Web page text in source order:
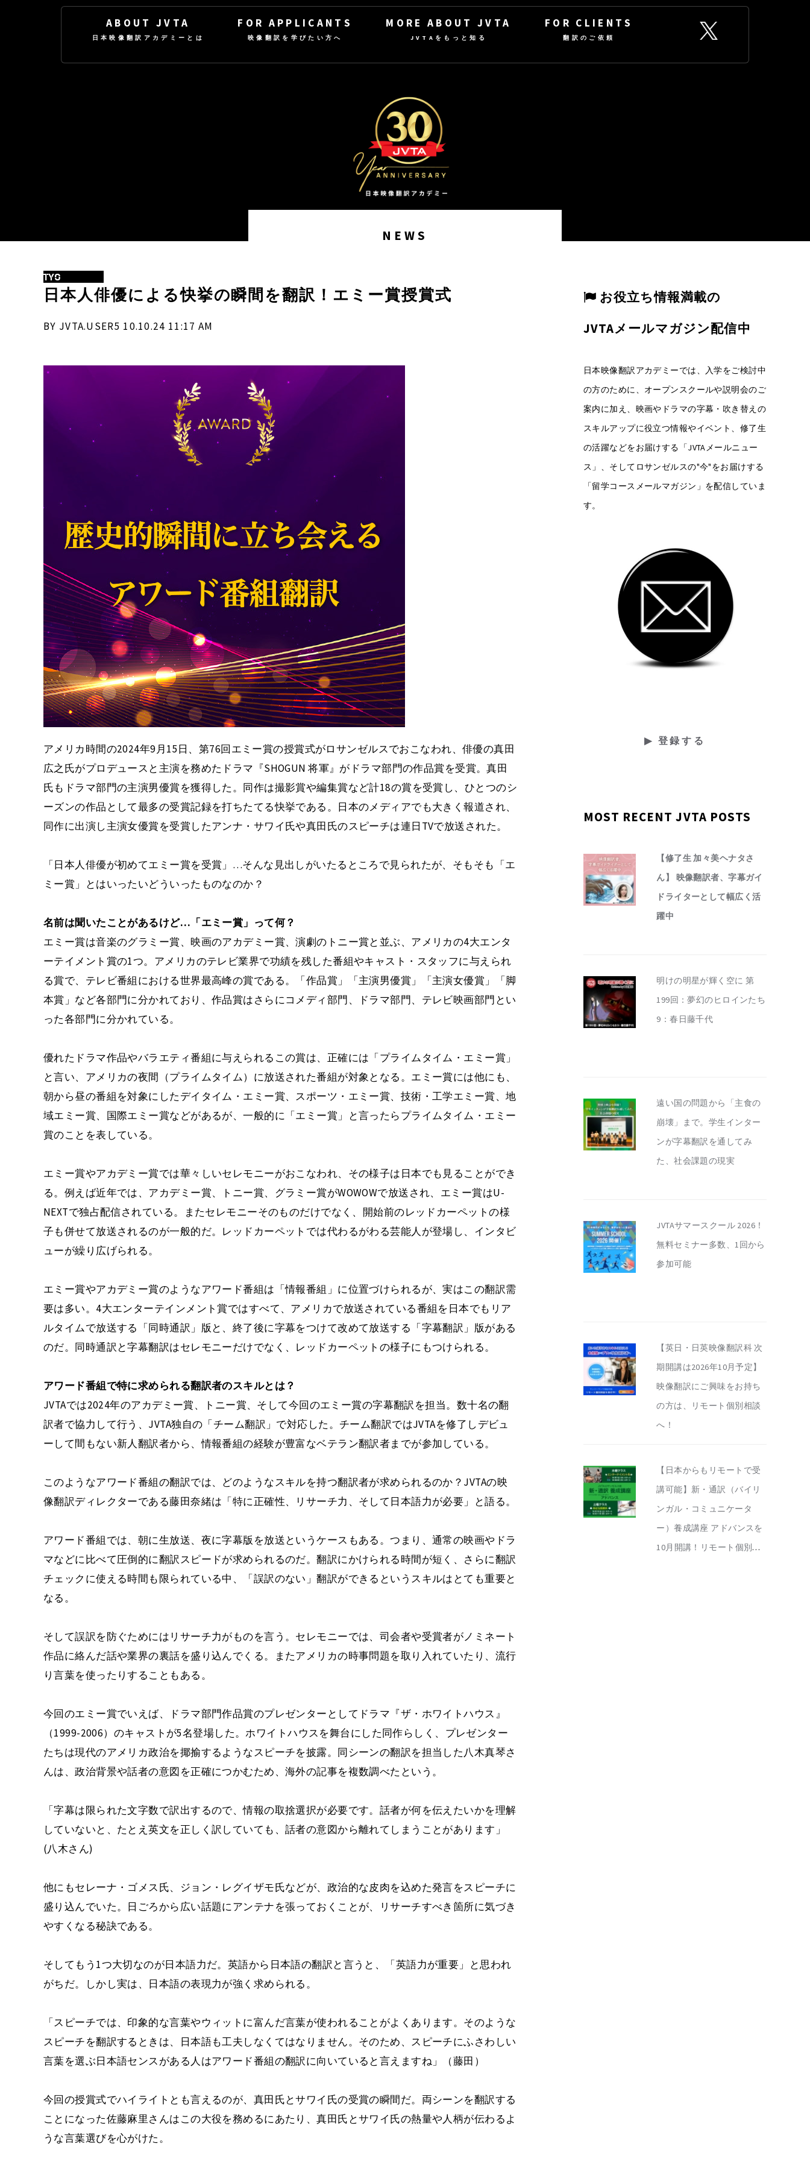
ABOUT JVTA
日本映像翻訳アカデミーとは
FOR APPLICANTS
映像翻訳を学びたい方へ
MORE ABOUT JVTA
JVTAをもっと知る
FOR CLIENTS
翻訳のご依頼
NEWS
TYO
日本人俳優による快挙の瞬間を翻訳！エミー賞授賞式
BY JVTA.USER5 10.10.24 11:17 AM
アメリカ時間の2024年9月15日、第76回エミー賞の授賞式がロサンゼルスでおこなわれ、俳優の真田
広之氏がプロデュースと主演を務めたドラマ『SHOGUN 将軍』がドラマ部門の作品賞を受賞。真田
氏もドラマ部門の主演男優賞を獲得した。同作は撮影賞や編集賞など計18の賞を受賞し、ひとつのシ
ーズンの作品として最多の受賞記録を打ちたてる快挙である。日本のメディアでも大きく報道され、
同作に出演し主演女優賞を受賞したアンナ・サワイ氏や真田氏のスピーチは連日TVで放送された。
「日本人俳優が初めてエミー賞を受賞」…そんな見出しがいたるところで見られたが、そもそも「エ
ミー賞」とはいったいどういったものなのか？
名前は聞いたことがあるけど…「エミー賞」って何？
エミー賞は音楽のグラミー賞、映画のアカデミー賞、演劇のトニー賞と並ぶ、アメリカの4大エンタ
ーテイメント賞の1つ。アメリカのテレビ業界で功績を残した番組やキャスト・スタッフに与えられ
る賞で、テレビ番組における世界最高峰の賞である。「作品賞」「主演男優賞」「主演女優賞」「脚
本賞」など各部門に分かれており、作品賞はさらにコメディ部門、ドラマ部門、テレビ映画部門とい
った各部門に分かれている。
優れたドラマ作品やバラエティ番組に与えられるこの賞は、正確には「プライムタイム・エミー賞」
と言い、アメリカの夜間（プライムタイム）に放送された番組が対象となる。エミー賞には他にも、
朝から昼の番組を対象にしたデイタイム・エミー賞、スポーツ・エミー賞、技術・工学エミー賞、地
域エミー賞、国際エミー賞などがあるが、一般的に「エミー賞」と言ったらプライムタイム・エミー
賞のことを表している。
エミー賞やアカデミー賞では華々しいセレモニーがおこなわれ、その様子は日本でも見ることができ
る。例えば近年では、アカデミー賞、トニー賞、グラミー賞がWOWOWで放送され、エミー賞はU-
NEXTで独占配信されている。またセレモニーそのものだけでなく、開始前のレッドカーペットの様
子も併せて放送されるのが一般的だ。レッドカーペットでは代わるがわる芸能人が登場し、インタビ
ューが繰り広げられる。
エミー賞やアカデミー賞のようなアワード番組は「情報番組」に位置づけられるが、実はこの翻訳需
要は多い。4大エンターテインメント賞ではすべて、アメリカで放送されている番組を日本でもリア
ルタイムで放送する「同時通訳」版と、終了後に字幕をつけて改めて放送する「字幕翻訳」版がある
のだ。同時通訳と字幕翻訳はセレモニーだけでなく、レッドカーペットの様子にもつけられる。
アワード番組で特に求められる翻訳者のスキルとは？
JVTAでは2024年のアカデミー賞、トニー賞、そして今回のエミー賞の字幕翻訳を担当。数十名の翻
訳者で協力して行う、JVTA独自の「チーム翻訳」で対応した。チーム翻訳ではJVTAを修了しデビュ
ーして間もない新人翻訳者から、情報番組の経験が豊富なベテラン翻訳者までが参加している。
このようなアワード番組の翻訳では、どのようなスキルを持つ翻訳者が求められるのか？JVTAの映
像翻訳ディレクターである藤田奈緒は「特に正確性、リサーチ力、そして日本語力が必要」と語る。
アワード番組では、朝に生放送、夜に字幕版を放送というケースもある。つまり、通常の映画やドラ
マなどに比べて圧倒的に翻訳スピードが求められるのだ。翻訳にかけられる時間が短く、さらに翻訳
チェックに使える時間も限られている中、「誤訳のない」翻訳ができるというスキルはとても重要と
なる。
そして誤訳を防ぐためにはリサーチ力がものを言う。セレモニーでは、司会者や受賞者がノミネート
作品に絡んだ話や業界の裏話を盛り込んでくる。またアメリカの時事問題を取り入れていたり、流行
り言葉を使ったりすることもある。
今回のエミー賞でいえば、ドラマ部門作品賞のプレゼンターとしてドラマ『ザ・ホワイトハウス』
（1999-2006）のキャストが5名登場した。ホワイトハウスを舞台にした同作らしく、プレゼンター
たちは現代のアメリカ政治を揶揄するようなスピーチを披露。同シーンの翻訳を担当した八木真琴さ
んは、政治背景や話者の意図を正確につかむため、海外の記事を複数調べたという。
「字幕は限られた文字数で訳出するので、情報の取捨選択が必要です。話者が何を伝えたいかを理解
していないと、たとえ英文を正しく訳していても、話者の意図から離れてしまうことがあります」
(八木さん)
他にもセレーナ・ゴメス氏、ジョン・レグイザモ氏などが、政治的な皮肉を込めた発言をスピーチに
盛り込んでいた。日ごろから広い話題にアンテナを張っておくことが、リサーチすべき箇所に気づき
やすくなる秘訣である。
そしてもう1つ大切なのが日本語力だ。英語から日本語の翻訳と言うと、「英語力が重要」と思われ
がちだ。しかし実は、日本語の表現力が強く求められる。
「スピーチでは、印象的な言葉やウィットに富んだ言葉が使われることがよくあります。そのような
スピーチを翻訳するときは、日本語も工夫しなくてはなりません。そのため、スピーチにふさわしい
言葉を選ぶ日本語センスがある人はアワード番組の翻訳に向いていると言えますね」（藤田）
今回の授賞式でハイライトとも言えるのが、真田氏とサワイ氏の受賞の瞬間だ。両シーンを翻訳する
ことになった佐藤麻里さんはこの大役を務めるにあたり、真田氏とサワイ氏の熱量や人柄が伝わるよ
うな言葉選びを心がけた。
お役立ち情報満載の
JVTAメールマガジン配信中
日本映像翻訳アカデミーでは、入学をご検討中
の方のために、オープンスクールや説明会のご
案内に加え、映画やドラマの字幕・吹き替えの
スキルアップに役立つ情報やイベント、修了生
の活躍などをお届けする「JVTAメールニュー
ス」、そしてロサンゼルスの"今"をお届けする
「留学コースメールマガジン」を配信していま
す。
MOST RECENT JVTA POSTS
【修了生 加々美ヘナタさ
ん】 映像翻訳者、字幕ガイ
ドライターとして幅広く活
躍中
明けの明星が輝く空に 第
199回：夢幻のヒロインたち
9：春日藤千代
遠い国の問題から「主食の
崩壊」まで。学生インター
ンが字幕翻訳を通してみ
た、社会課題の現実
JVTAサマースクール 2026！
無料セミナー多数、1回から
参加可能
【英日・日英映像翻訳科 次
期開講は2026年10月予定】
映像翻訳にご興味をお持ち
の方は、リモート個別相談
へ！
【日本からもリモートで受
講可能】新・通訳（バイリ
ンガル・コミュニケータ
ー）養成講座 アドバンスを
10月開講！リモート個別相